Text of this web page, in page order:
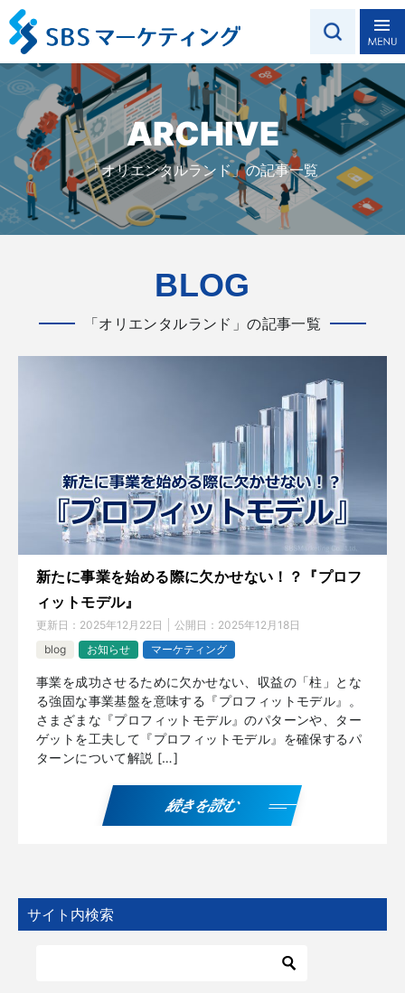
ARCHIVE
「オリエンタルランド」の記事一覧
BLOG
「オリエンタルランド」の記事一覧
新たに事業を始める際に欠かせない！？『プロフ
ィットモデル』
更新日： 2025年12月22日 公開日： 2025年12月18日
blog
お知らせ マーケティング
事業を成功させるために欠かせない、収益の「柱」とな
る強固な事業基盤を意味する『プロフィットモデル』。
さまざまな『プロフィットモデル』のパターンや、ター
ゲットを工夫して『プロフィットモデル』を確保するパ
ターンについて解説 […]
続きを読む
サイト内検索